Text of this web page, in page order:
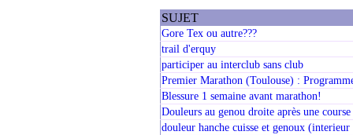
SUJET
Gore Tex ou autre???
trail d'erquy
participer au interclub sans club
Premier Marathon (Toulouse) :
Blessure 1 semaine avant marathon!
Douleurs au genou droite après une course
douleur hanche cuisse et genoux